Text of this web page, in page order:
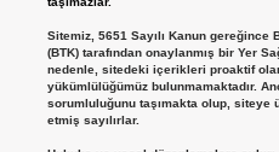
Sitemiz, 5651 Sayılı Kanun
(BTK) tarafından onaylanmış bir Yer
nedenle, sitedeki içerikleri proaktif
yükümlülüğümüz bulunmamaktadır.
sorumluluğunu taşımakta olup, siteye
etmiş sayılırlar.